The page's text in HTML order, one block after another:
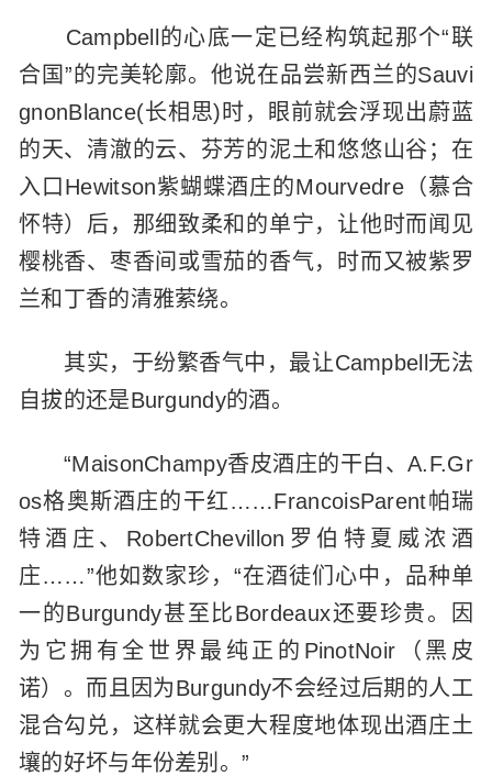
Campbell的心底一定已经构筑起那个“联
合国”的完美轮廓。他说在品尝新西兰的Sauvi
gnonBlance(长相思)时，眼前就会浮现出蔚蓝
的天、清澈的云、芬芳的泥土和悠悠山谷；在
入口Hewitson紫蝴蝶酒庄的Mourvedre（慕合
怀特）后，那细致柔和的单宁，让他时而闻见
樱桃香、枣香间或雪茄的香气，时而又被紫罗
兰和丁香的清雅萦绕。
其实，于纷繁香气中，最让Campbell无法
自拔的还是Burgundy的酒。
“MaisonChampy香皮酒庄的干白、A.F.Gr
os格奥斯酒庄的干红……FrancoisParent帕瑞
特酒庄、RobertChevillon罗伯特夏威浓酒
庄……”他如数家珍，“在酒徒们心中，品种单
一的Burgundy甚至比Bordeaux还要珍贵。因
为它拥有全世界最纯正的PinotNoir（黑皮
诺）。而且因为Burgundy不会经过后期的人工
混合勾兑，这样就会更大程度地体现出酒庄土
壤的好坏与年份差别。”